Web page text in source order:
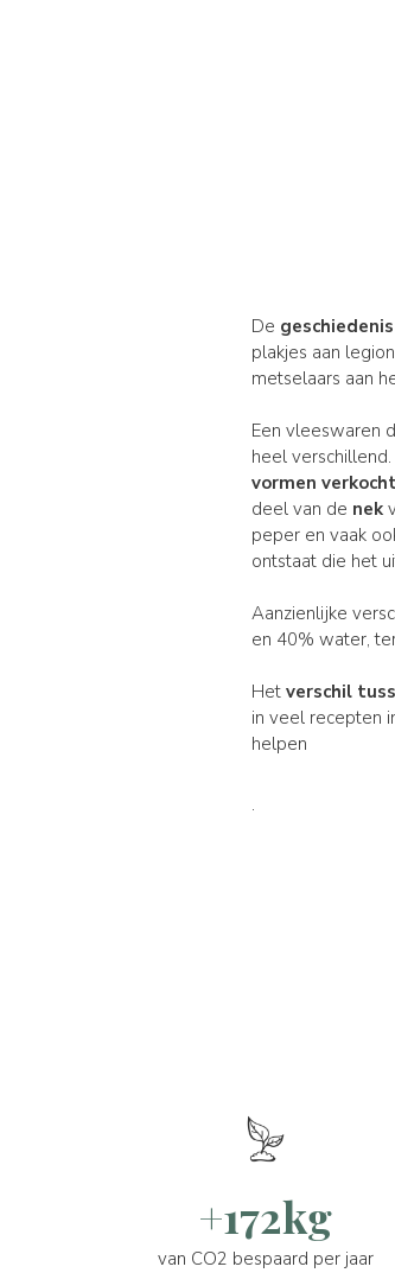
De
plakjes aan
metselaars aan
Een vleeswaren
heel verschillend.
vormen
deel van de nek
peper en vaak
ontstaat die het
Aanzienlijke
en 40% water,
Hetverschil
in veel recepten
helpen
.
+172kg
van CO2 bespaard per jaar